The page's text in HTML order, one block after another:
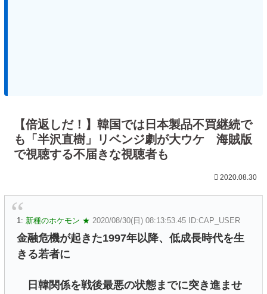
【倍返しだ！】韓国では日本製品不買継続で
も「半沢直樹」リベンジ劇が大ウケ 海賊版
で視聴する不届きな視聴者も
2020.08.30
1: 新種のホケモン ★ 2020/08/30(日) 08:13:53.45 ID:CAP_USER
金融危機が起きた1997年以降、低成長時代を生
きる若者に
日韓関係を戦後最悪の状態までに突き進ませ